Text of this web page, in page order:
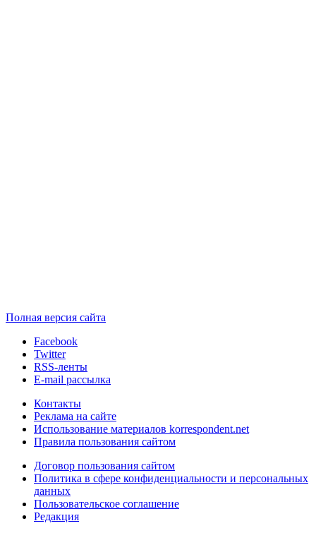
Полная версия сайта
Facebook
Twitter
RSS-ленты
E-mail рассылка
Контакты
Реклама на сайте
Использование материалов korrespondent.net
Правила пользования сайтом
Договор пользования сайтом
Политика в сфере конфиденциальности и персональных
данных
Пользовательское соглашение
Редакция